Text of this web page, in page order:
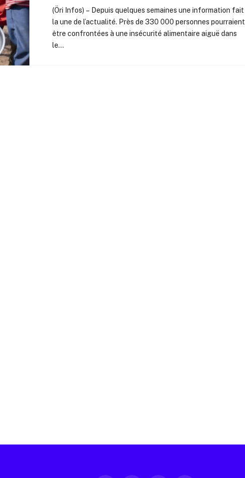
(Öri Infos) – Depuis quelques semaines une information fait
la une de l’actualité. Près de 330 000 personnes pourraient
être confrontées à une insécurité alimentaire aiguë dans
le…